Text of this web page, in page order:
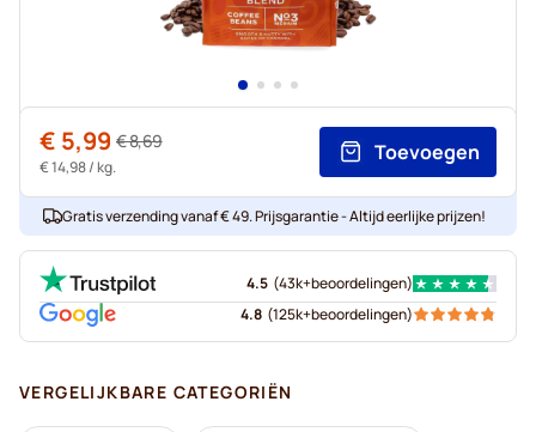
€ 8,69
€ 5,99
€ 14,98/ kg.
Toevoegen
Gratis verzending vanaf € 49. Prijsgarantie - Altijd eerlijke prijzen!
4.5 (43k+beoordelingen)
4.8 (125k+beoordelingen)
VERGELIJKBARE CATEGORIËN